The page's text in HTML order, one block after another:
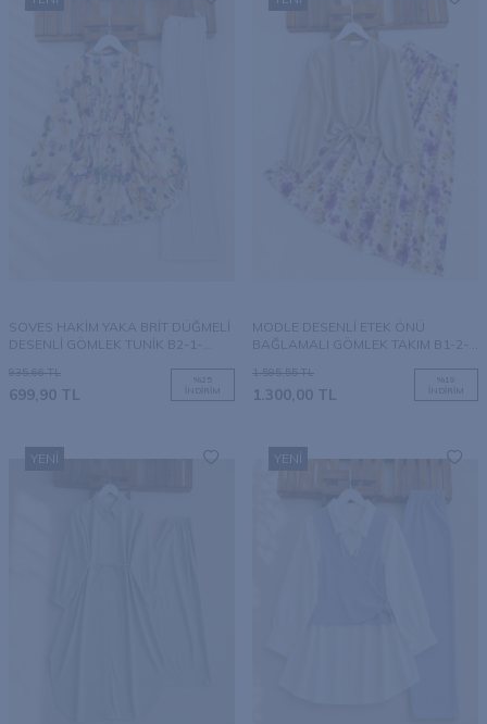
SOVES HAKİM YAKA BRİT DÜĞMELİ
DESENLİ GÖMLEK TUNİK B2-1-
935,66TL
699,90 TL
İNDIRIM
MODLE DESENLİ ETEK ÖNÜ
BAĞLAMALI GÖMLEK TAKIM B1-2-
1.595,55TL
1.300,00 TL
İNDIRIM
YENI YENI